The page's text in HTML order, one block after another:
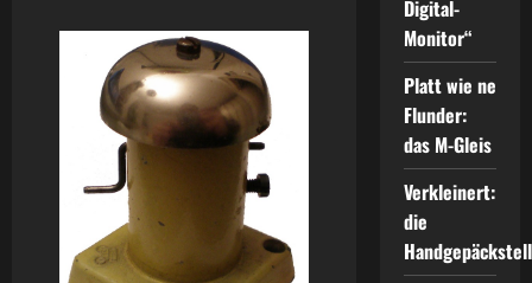
auf
der
Anlage:
Nummerschilder
2365
Digital-
Monitor“
Platt wie ne
Flunder:
das M-Gleis
Verkleinert:
die